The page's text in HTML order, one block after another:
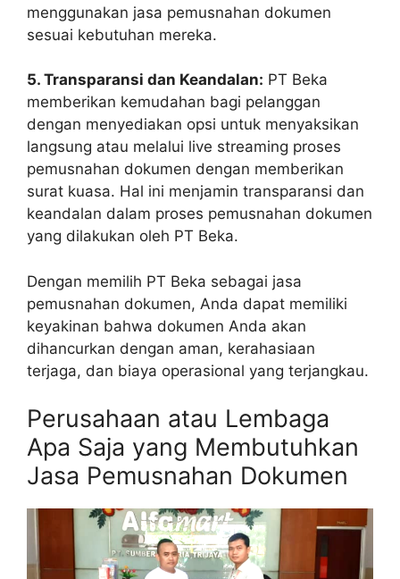
menggunakan jasa pemusnahan dokumen
sesuai kebutuhan mereka.
5. Transparansi dan Keandalan: PT Beka
memberikan kemudahan bagi pelanggan
dengan menyediakan opsi untuk menyaksikan
langsung atau melalui live streaming proses
pemusnahan dokumen dengan memberikan
surat kuasa. Hal ini menjamin transparansi dan
keandalan dalam proses pemusnahan dokumen
yang dilakukan oleh PT Beka.
Dengan memilih PT Beka sebagai jasa
pemusnahan dokumen, Anda dapat memiliki
keyakinan bahwa dokumen Anda akan
dihancurkan dengan aman, kerahasiaan
terjaga, dan biaya operasional yang terjangkau.
Perusahaan atau Lembaga
Apa Saja yang Membutuhkan
Jasa Pemusnahan Dokumen